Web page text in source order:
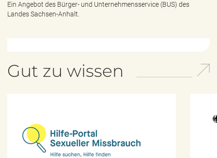
Ein Angebot des Bürger- und Unternehmensservice (BUS) des
Landes Sachsen-Anhalt.
Gut zu wissen